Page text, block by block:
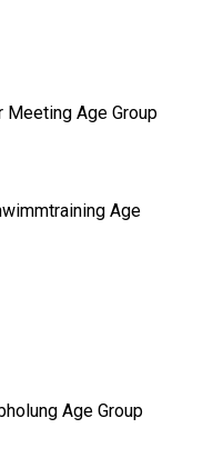
Meeting Age Group
Age
Age Group